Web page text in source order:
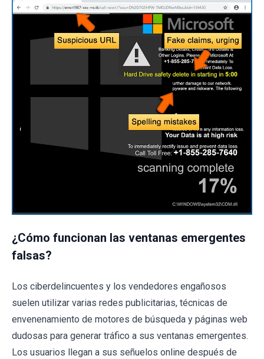
¿Cómo funcionan las ventanas emergentes
falsas?
Los ciberdelincuentes y los vendedores engañosos
suelen utilizar varias redes publicitarias, técnicas de
envenenamiento de motores de búsqueda y páginas web
dudosas para generar tráfico a sus ventanas emergentes.
Los usuarios llegan a sus señuelos online después de